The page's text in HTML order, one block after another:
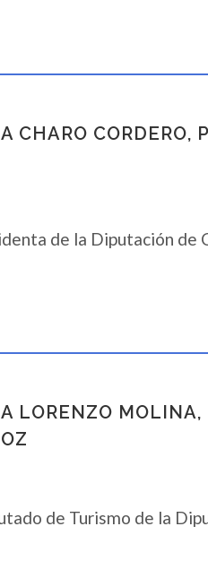
CHARO CORDERO,
de la Diputación de
LORENZO
de Turismo de la